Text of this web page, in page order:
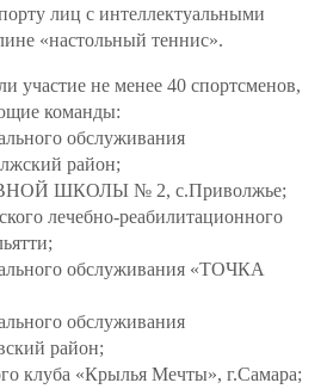
лиц с интеллектуальными
«настольный теннис».
участие не менее 40 спортсменов,
команды:
обслуживания
район;
ШКОЛЫ № 2, с.Приволжье;
лечебно-реабилитационного
обслуживания «ТОЧКА
обслуживания
район;
клуба «Крылья Мечты», г.Самара;